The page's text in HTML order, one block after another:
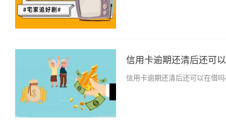
信用卡逾期还清后还可
信用卡逾期还清后还可以在借